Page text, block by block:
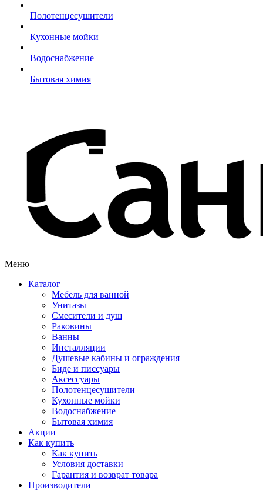
Полотенцесушители
Кухонные мойки
Водоснабжение
Бытовая химия
Меню
Каталог
Мебель для ванной
Унитазы
Смесители и душ
Раковины
Ванны
Инсталляции
Душевые кабины и ограждения
Биде и писсуары
Аксессуары
Полотенцесушители
Кухонные мойки
Водоснабжение
Бытовая химия
Акции
Как купить
Как купить
Условия доставки
Гарантия и возврат товара
Производители